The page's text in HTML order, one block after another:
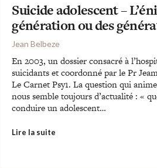
Suicide adolescent –
génération ou des
Jean Belbeze
En 2003, un dossier consacré à
suicidants et coordonné par le Pr
Le Carnet Psy1. La question qui
nous semble toujours d’actualité : «
conduire un adolescent…
Lire la suite